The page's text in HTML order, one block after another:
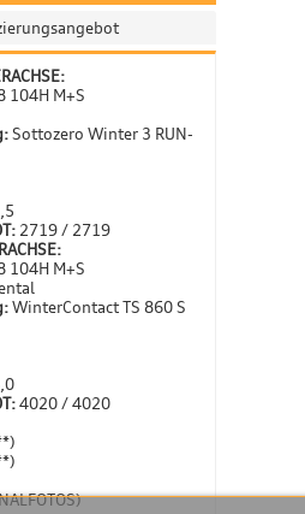
104H M+S
Sottozero Winter 3 RUN-
2719 / 2719
104H M+S
WinterContact TS 860 S
4020 / 4020